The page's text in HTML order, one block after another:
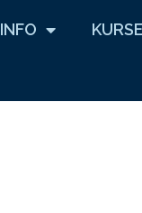
INFO KURSE